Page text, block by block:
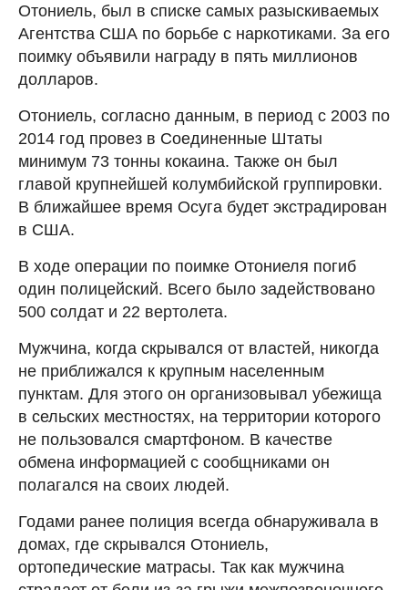
Отониель, был в списке самых разыскиваемых
Агентства США по борьбе с наркотиками. За его
поимку объявили награду в пять миллионов
долларов.
Отониель, согласно данным, в период с 2003 по
2014 год провез в Соединенные Штаты
минимум 73 тонны кокаина. Также он был
главой крупнейшей колумбийской группировки.
В ближайшее время Осуга будет экстрадирован
в США.
В ходе операции по поимке Отониеля погиб
один полицейский. Всего было задействовано
500 солдат и 22 вертолета.
Мужчина, когда скрывался от властей, никогда
не приближался к крупным населенным
пунктам. Для этого он организовывал убежища
в сельских местностях, на территории которого
не пользовался смартфоном. В качестве
обмена информацией с сообщниками он
полагался на своих людей.
Годами ранее полиция всегда обнаруживала в
домах, где скрывался Отониель,
ортопедические матрасы. Так как мужчина